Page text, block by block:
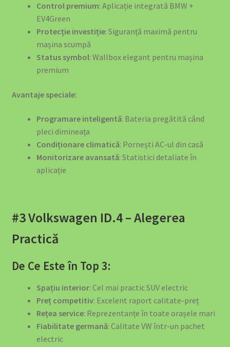
My account
Our Products
Pene Curent România: Backup Power Obligatoriu Afaceri
Politica de Retur
Privacy Policy
Protecția Consumatorilor
BS20 22KW
Siguranță și Urgență
Control premium: Aplicație integrată BMW +
EV4Green
Protecție investiție: Siguranță maximă pentru
mașina scumpă
Status symbol: Wallbox elegant pentru mașina
premium
Avantaje speciale:
Programare inteligentă: Bateria pregătită când
pleci dimineața
Condiționare climatică: Pornești AC-ul din casă
Monitorizare avansată: Statistici detaliate în
aplicație
#3 Volkswagen ID.4 – Alegerea
Practică
De Ce Este în Top 3:
Spațiu interior: Cel mai practic SUV electric
Preț competitiv: Excelent raport calitate-preț
Rețea service: Reprezentanțe în toate orașele mari
Fiabilitate germană: Calitate VW într-un pachet
electric